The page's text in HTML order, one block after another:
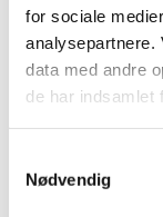
for sociale
analysepartnere.
data med andre
de har indsamlet
Nødvendig
Trioen består af
trommeslager
organist Jeppe
og disco. Alle
sammen til den